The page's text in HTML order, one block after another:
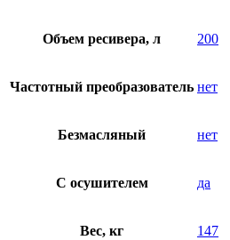
Объем ресивера, л 200
Частотный преобразователь нет
Безмасляный нет
C осушителем да
Вес, кг 147